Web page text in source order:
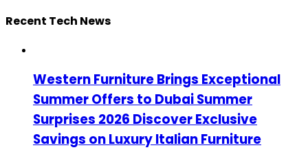
Recent Tech News
Western Furniture Brings Exceptional
Summer Offers to Dubai Summer
Surprises 2026 Discover Exclusive
Savings on Luxury Italian Furniture